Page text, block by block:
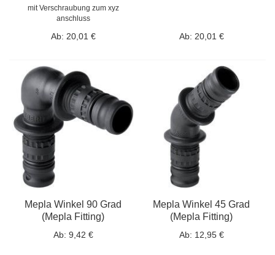
mit Verschraubung zum xyz
anschluss
Ab: 20,01 € Ab: 20,01 €
Mepla Winkel 90 Grad
(Mepla Fitting)
Ab: 9,42 €
Mepla Winkel 45 Grad
(Mepla Fitting)
Ab: 12,95 €